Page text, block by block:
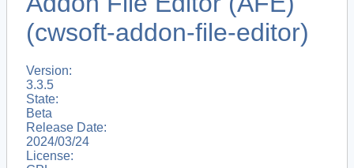
(cwsoft-addon-file-editor)
Version:
3.3.5
State:
Beta
Release Date:
2024/03/24
License: